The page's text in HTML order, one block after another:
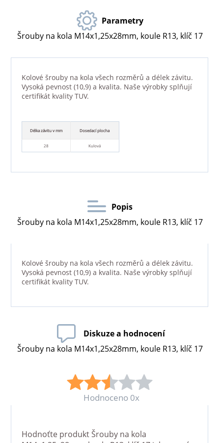
Parametry
Šrouby na kola M14x1,25x28mm, koule R13, klíč 17
Kolové šrouby na kola všech rozměrů a délek závitu.
Vysoká pevnost (10,9) a kvalita. Naše výrobky splňují
certifikát kvality TUV.
Délka závitu v mm Dosedací plocha
28 Kulová
Popis
Šrouby na kola M14x1,25x28mm, koule R13, klíč 17
Kolové šrouby na kola všech rozměrů a délek závitu.
Vysoká pevnost (10,9) a kvalita. Naše výrobky splňují
certifikát kvality TUV.
Diskuze a hodnocení
Šrouby na kola M14x1,25x28mm, koule R13, klíč 17
Hodnoceno 0x
Hodnoťte produktŠrouby na kola